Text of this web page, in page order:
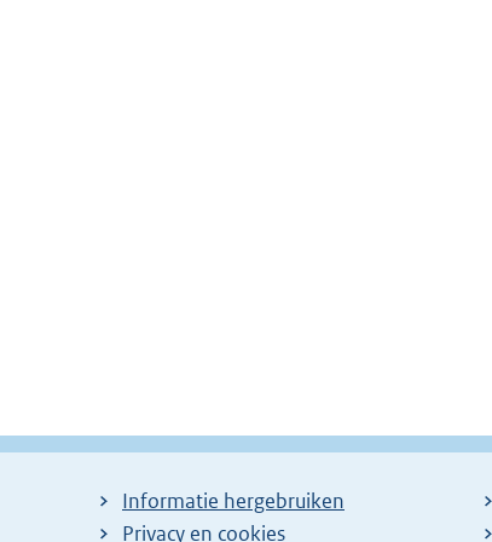
Informatie hergebruiken
Privacy en cookies